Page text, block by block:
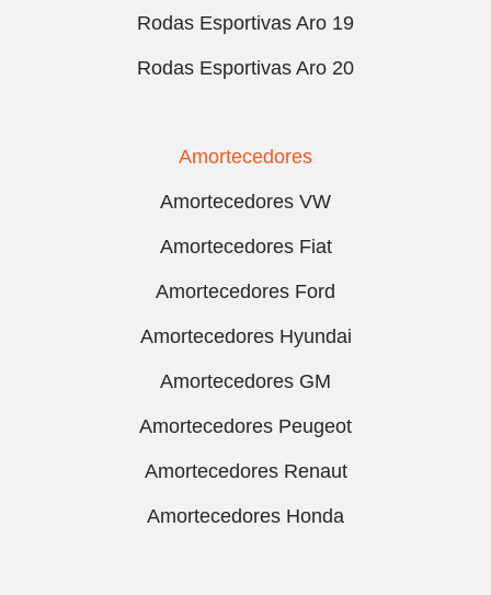
Rodas Esportivas Aro 19
Rodas Esportivas Aro 20
Amortecedores
Amortecedores VW
Amortecedores Fiat
Amortecedores Ford
Amortecedores Hyundai
Amortecedores GM
Amortecedores Peugeot
Amortecedores Renaut
Amortecedores Honda